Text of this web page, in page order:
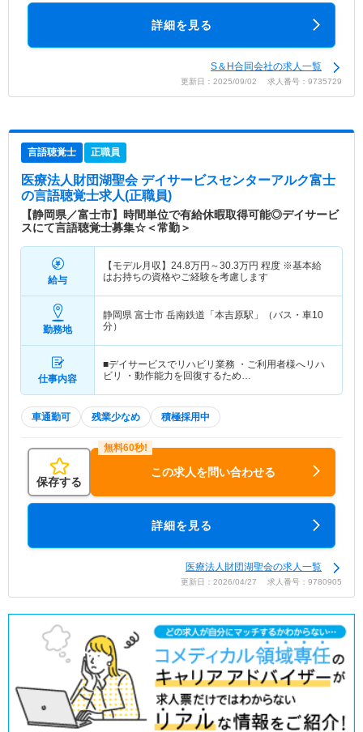
詳細を見る
S＆H合同会社の求人一覧
更新日：2025/09/02 求人番号：9735729
言語聴覚士 正職員
医療法人財団湖聖会 デイサービスセンターアルク富士
の言語聴覚士求人(正職員)
【静岡県／富士市】時間単位で有給休暇取得可能◎デイサービ
スにて言語聴覚士募集☆＜常勤＞
給与
【モデル月収】 24.8万円～30.3万円 程度 ※基本給
はお持ちの資格やご経験を考慮します
勤務地
静岡県 富士市 岳南鉄道「本吉原駅」（バス・車10
分）
仕事内容
■デイサービスでリハビリ業務 ・ご利用者様へリハ
ビリ ・動作能力を回復するため…
車通勤可 残業少なめ 積極採用中
保存する
この求人を問い合わせる
詳細を見る
医療法人財団湖聖会の求人一覧
更新日：2026/04/27 求人番号：9780905